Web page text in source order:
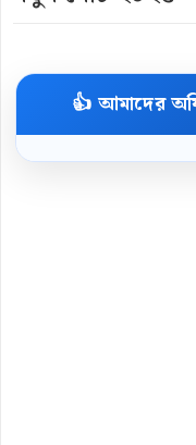
👍 আমাদের